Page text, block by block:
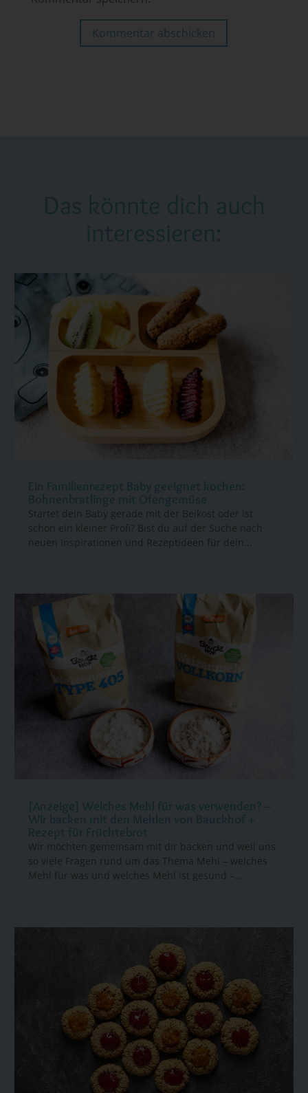
Kommentar abschicken
Das könnte dich auch
interessieren:
Ein Familienrezept Baby geeignet kochen:
Bohnenbratlinge mit Ofengemüse
Startet dein Baby gerade mit der Beikost oder ist
schon ein kleiner Profi? Bist du auf der Suche nach
neuen Inspirationen und Rezeptideen für dein...
[Anzeige] Welches Mehl für was verwenden? –
Wir backen mit den Mehlen von Bauckhof +
Rezept für Früchtebrot
Wir möchten gemeinsam mit dir backen und weil uns
so viele Fragen rund um das Thema Mehl – welches
Mehl für was und welches Mehl ist gesund –...